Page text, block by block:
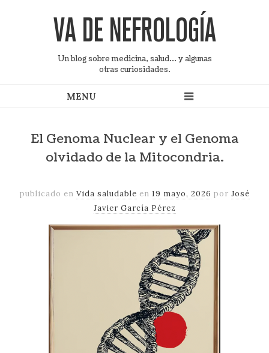
VA DE NEFROLOGÍA
Un blog sobre medicina, salud... y algunas
otras curiosidades.
El Genoma Nuclear y el Genoma
olvidado de la Mitocondria.
publicado en Vida saludable en 19 mayo, 2026 por José
Javier Garcí­a Pérez